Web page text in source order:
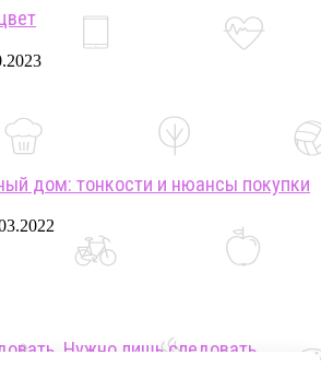
дом: тонкости и нюансы покупки
Нужно лишь следовать